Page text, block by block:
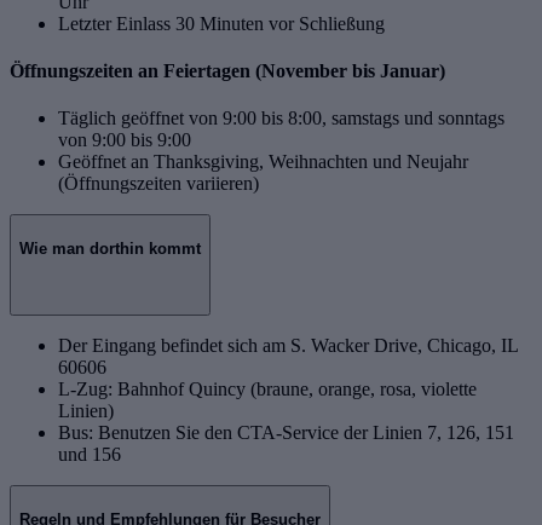
Letzter Einlass 30 Minuten vor Schließung
Öffnungszeiten an Feiertagen (November bis Januar)
Täglich geöffnet von 9:00 bis 8:00, samstags und sonntags
von 9:00 bis 9:00
Geöffnet an Thanksgiving, Weihnachten und Neujahr
(Öffnungszeiten variieren)
Wie man dorthin kommt
Der Eingang befindet sich am S. Wacker Drive, Chicago, IL
60606
L-Zug: Bahnhof Quincy (braune, orange, rosa, violette
Linien)
Bus: Benutzen Sie den CTA-Service der Linien 7, 126, 151
und 156
Regeln und Empfehlungen für Besucher